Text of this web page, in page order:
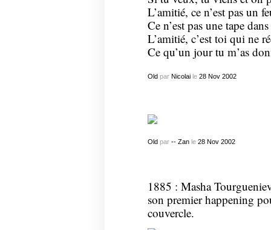
L’amitié, ce n’est pas un
Ce n’est pas une tape
L’amitié, c’est toi qui ne
Ce qu’un jour tu m’as
Oldpar Nicolaile 28 Nov 2002
Oldpar -- Zanle 28 Nov 2002
1885 : Masha
son premier happening
couvercle.